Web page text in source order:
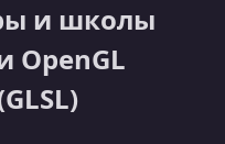
и школы
OpenGL